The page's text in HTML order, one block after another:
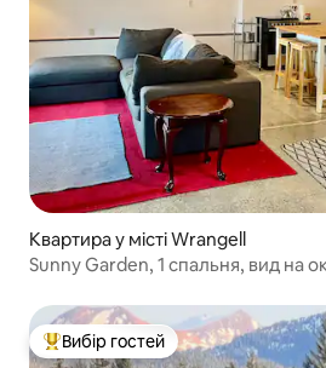
Квартира у місті Wrangell
Sunny Garden, 1 спальня, вид на
Топ вибір гостей
Вибір гостей